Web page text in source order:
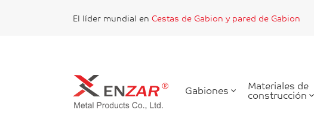
El líder mundial en Cestas de Gabion y pared de Gabion
Gabiones Materiales de
construcción